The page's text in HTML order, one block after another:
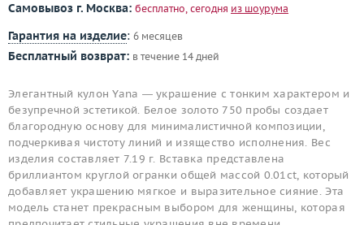
Самовывоз г. Москва: бесплатно, сегодня из шоурума
Гарантия на изделие: 6 месяцев
Бесплатный возврат: в течение 14 дней
Элегантный кулон Yana — украшение с тонким характером и
безупречной эстетикой. Белое золото 750 пробы создает
благородную основу для минималистичной композиции,
подчеркивая чистоту линий и изящество исполнения. Вес
изделия составляет 7.19 г. Вставка представлена
бриллиантом круглой огранки общей массой 0.01ct, который
добавляет украшению мягкое и выразительное сияние. Эта
модель станет прекрасным выбором для женщины, которая